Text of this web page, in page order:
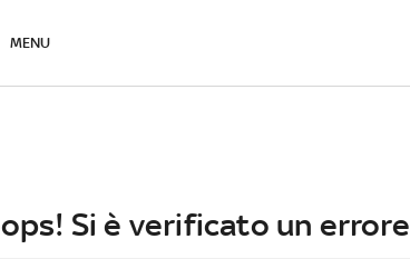
MENU
Si è verificato un errore